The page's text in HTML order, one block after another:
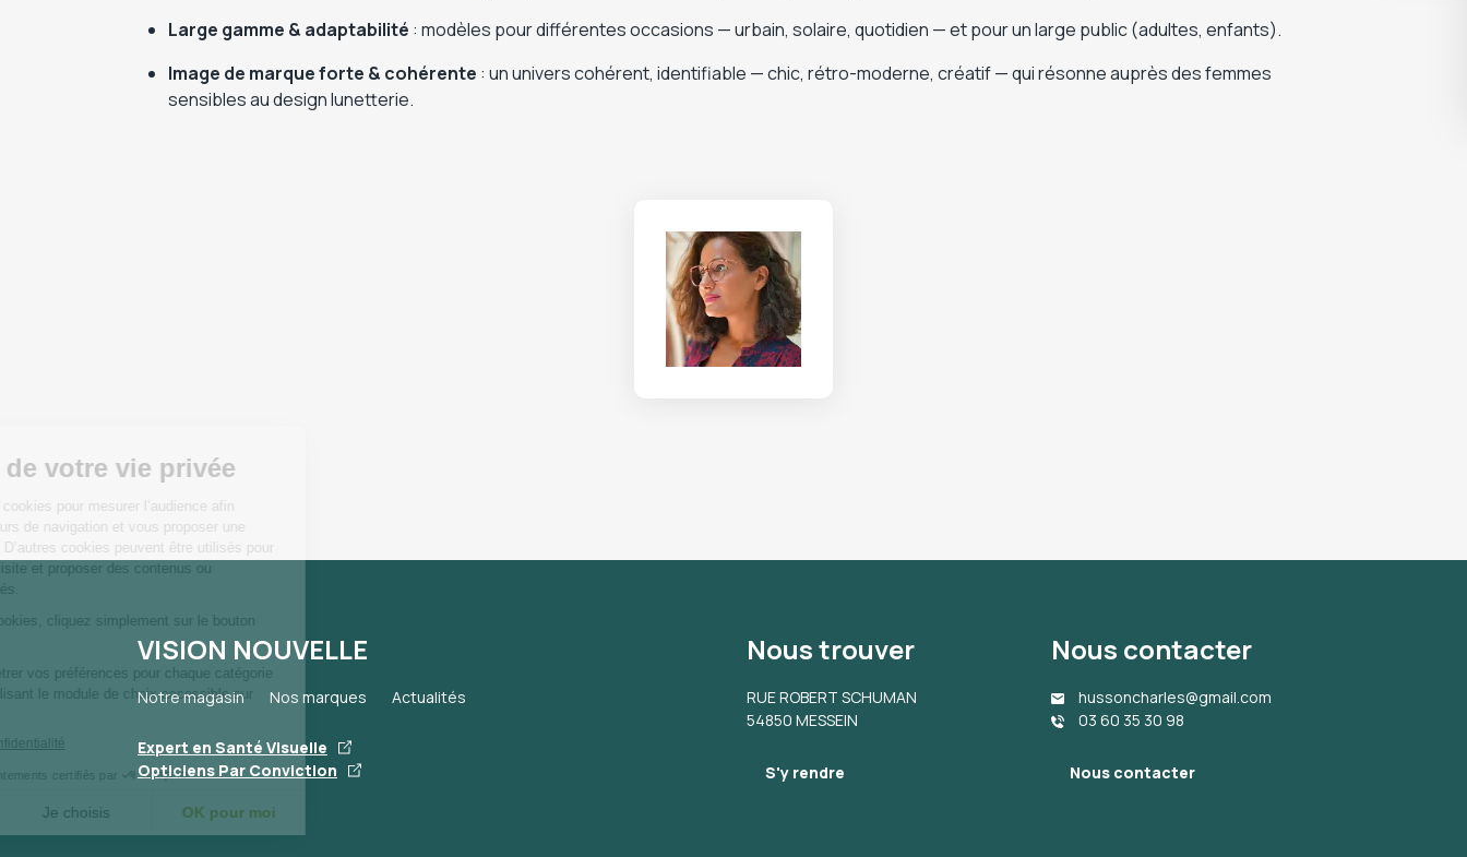
Large gamme & adaptabilité : modèles pour différentes occasions — urbain, solaire, quotidien — et pour un large public (adultes, enfants).
Image de marque forte & cohérente : un univers cohérent, identifiable — chic, rétro-moderne, créatif — qui résonne auprès des femmes
sensibles au design lunetterie.
VISION NOUVELLE
Notre magasin Nos marques Actualités
Expert en Santé Visuelle
Opticiens Par Conviction
Nous trouver
RUE ROBERT SCHUMAN
54850 MESSEIN
S'y rendre
Nous contacter
hussoncharles@gmail.com
03 60 35 30 98
Nous contacter